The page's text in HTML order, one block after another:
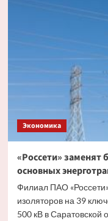
другими
видами
валюты
Экономика
«Россети» заменят
основных
Филиал ПАО
изоляторов на 39
500 кВ в Саратовской